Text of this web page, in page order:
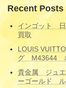
Recent Posts
インゴット
買取
LOUIS
グ M43644
貴金属 ジュ
ーゴールド